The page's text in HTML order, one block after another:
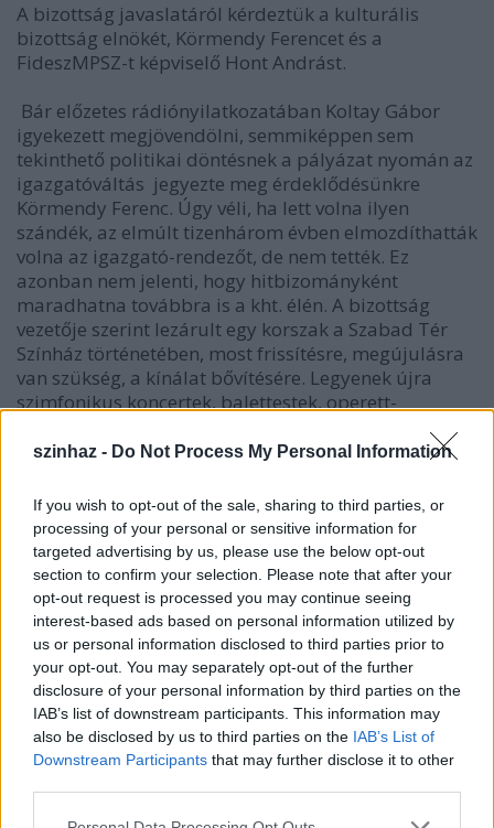
szinhaz - Do Not Process My Personal Information
If you wish to opt-out of the sale, sharing to third parties, or
processing of your personal or sensitive information for
targeted advertising by us, please use the below opt-out
section to confirm your selection. Please note that after your
opt-out request is processed you may continue seeing
interest-based ads based on personal information utilized by
us or personal information disclosed to third parties prior to
your opt-out. You may separately opt-out of the further
disclosure of your personal information by third parties on the
IAB’s list of downstream participants. This information may
also be disclosed by us to third parties on the IAB’s List of
Downstream Participants that may further disclose it to other
Please note that this website/app uses one or more Google
A bizottság javaslatáról kérdeztük a kulturális
bizottság elnökét, Körmendy Ferencet és a
FideszMPSZ-t képviselő Hont Andrást.
 Bár előzetes rádiónyilatkozatában Koltay Gábor
igyekezett megjövendölni, semmiképpen sem
tekinthető politikai döntésnek a pályázat nyomán az
igazgatóváltás  jegyezte meg érdeklődésünkre
Körmendy Ferenc. Úgy véli, ha lett volna ilyen
szándék, az elmúlt tizenhárom évben elmozdíthatták
volna az igazgató-rendezőt, de nem tették. Ez
azonban nem jelenti, hogy hitbizományként
maradhatna továbbra is a kht. élén. A bizottság
vezetője szerint lezárult egy korszak a Szabad Tér
Színház történetében, most frissítésre, megújulásra
van szükség, a kínálat bővítésére. Legyenek újra
szimfonikus koncertek, balettestek, operett-
Közbevetésünkre elismeri, volt egy-két opera is a
rendezésében, de a választékot minden tekintetben
bővíteni kell. Ehhez számára is reményeket kelt Bán
Teodóra pályázata és eddigi munkája, mert
elismertté vált a Budafest sikeres szervezésében. Az
elnök megerősíti: az öt pályázó közül a felkért
szakmai zsűri Bán és Koltay tervét tartotta
alkalmasnak.
Hivatkozunk a Koltay által megszellőztetett magyar
Bayreuth elképzelésre, amelyet a leköszönő igazgató
a felújítás után gondolt megvalósítani. Körmendy
ezt az elképzelést hangzatos szlogennak tartja, nem
mélyebb értelmű tervnek.  Bayreuth vonzereje